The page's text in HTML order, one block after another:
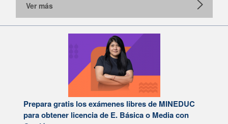
Ver más
Prepara gratis los exámenes libres de MINEDUC
para obtener licencia de E. Básica o Media con